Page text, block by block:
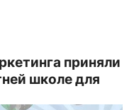
приняли
школе для